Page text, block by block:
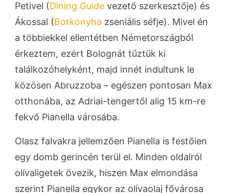
Petivel (Dining Guide vezető szerkesztője) és
Ákossal (Borkonyha zseniális séfje). Mivel én
a többiekkel ellentétben Németországból
érkeztem, ezért Bolognát tűztük ki
találkozóhelyként, majd innét indultunk le
közösen Abruzzoba – egészen pontosan Max
otthonába, az Adriai-tengertől alig 15 km-re
fekvő Pianella városába.
Olasz falvakra jellemzően Pianella is festőien
egy domb gerincén terül el. Minden oldalról
olívaligetek övezik, hiszen Max elmondása
szerint Pianella egykor az olívaolaj fővárosa